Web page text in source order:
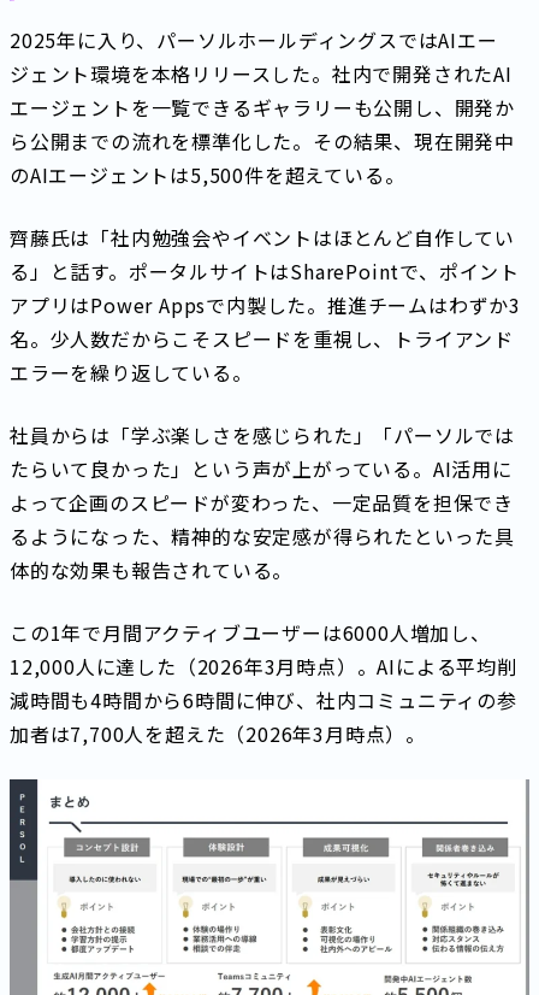
2025年に入り、パーソルホールディングスではAIエー
ジェント環境を本格リリースした。社内で開発されたAI
エージェントを一覧できるギャラリーも公開し、開発か
ら公開までの流れを標準化した。その結果、現在開発中
のAIエージェントは5,500件を超えている。
齊藤氏は「社内勉強会やイベントはほとんど自作してい
る」と話す。ポータルサイトはSharePointで、ポイント
アプリはPower Appsで内製した。推進チームはわずか3
名。少人数だからこそスピードを重視し、トライアンド
エラーを繰り返している。
社員からは「学ぶ楽しさを感じられた」「パーソルでは
たらいて良かった」という声が上がっている。AI活用に
よって企画のスピードが変わった、一定品質を担保でき
るようになった、精神的な安定感が得られたといった具
体的な効果も報告されている。
この1年で月間アクティブユーザーは6000人増加し、
12,000人に達した（2026年3月時点）。AIによる平均削
減時間も4時間から6時間に伸び、社内コミュニティの参
加者は7,700人を超えた（2026年3月時点）。